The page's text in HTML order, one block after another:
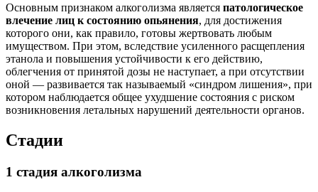
Основным признаком алкоголизма является патологическое
влечение лиц к состоянию опьянения, для достижения
которого они, как правило, готовы жертвовать любым
имуществом. При этом, вследствие усиленного расщепления
этанола и повышения устойчивости к его действию,
облегчения от принятой дозы не наступает, а при отсутствии
оной — развивается так называемый «синдром лишения», при
котором наблюдается общее ухудшение состояния с риском
возникновения летальных нарушений деятельности органов.
Стадии
1 стадия алкоголизма